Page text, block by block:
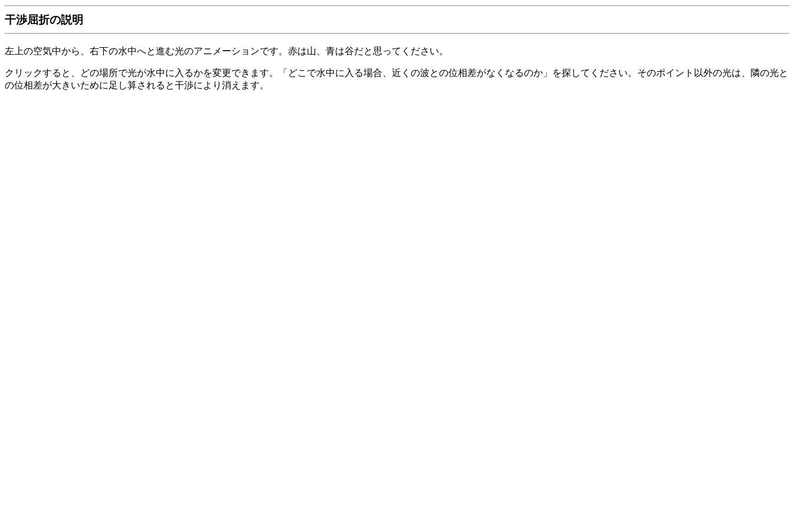
干渉屈折の説明
左上の空気中から、右下の水中へと進む光のアニメーションです。赤は山、青は谷だと思ってください。
クリックすると、どの場所で光が水中に入るかを変更できます。「どこで水中に入る場合、近くの波との位相差がなくなるのか」を探してください。そのポイント以外の光は、隣の光と
の位相差が大きいために足し算されると干渉により消えます。